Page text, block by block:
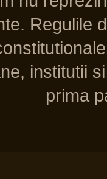
Regulile
institutii
prima